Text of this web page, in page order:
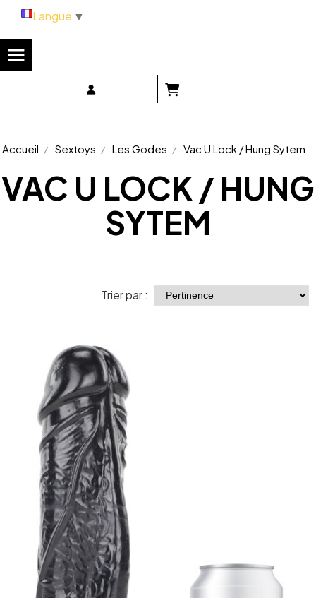
Accueil Sextoys Les Godes Vac U Lock / Hung Sytem
VAC U LOCK / HUNG
SYTEM
Trier par :
Langue ▼